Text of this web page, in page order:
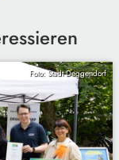
Foto: Stadt Deggendorf